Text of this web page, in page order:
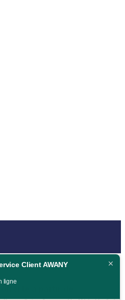
offerte à partir de
Client AWANY
ligne